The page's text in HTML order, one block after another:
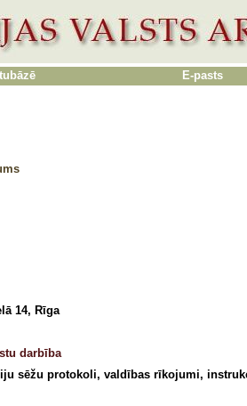
E-pasts
14, Rīga
darbība
sēžu protokoli, valdības rīkojumi,